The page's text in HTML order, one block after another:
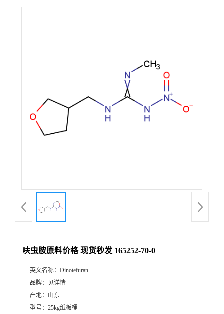
呋虫胺原料价格 现货秒发 165252-70-0
英文名称： Dinotefuran
品牌：
见详情
产地： 山东
型号： 25kg纸板桶